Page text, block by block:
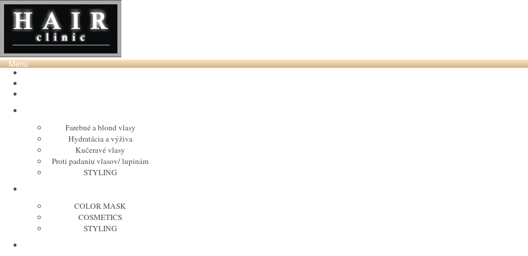
Menu
Farebné a blond vlasy
Hydratácia a výživa
Kučeravé vlasy
Proti padaniu vlasov/ lupinám
STYLING
COLOR MASK
COSMETICS
STYLING